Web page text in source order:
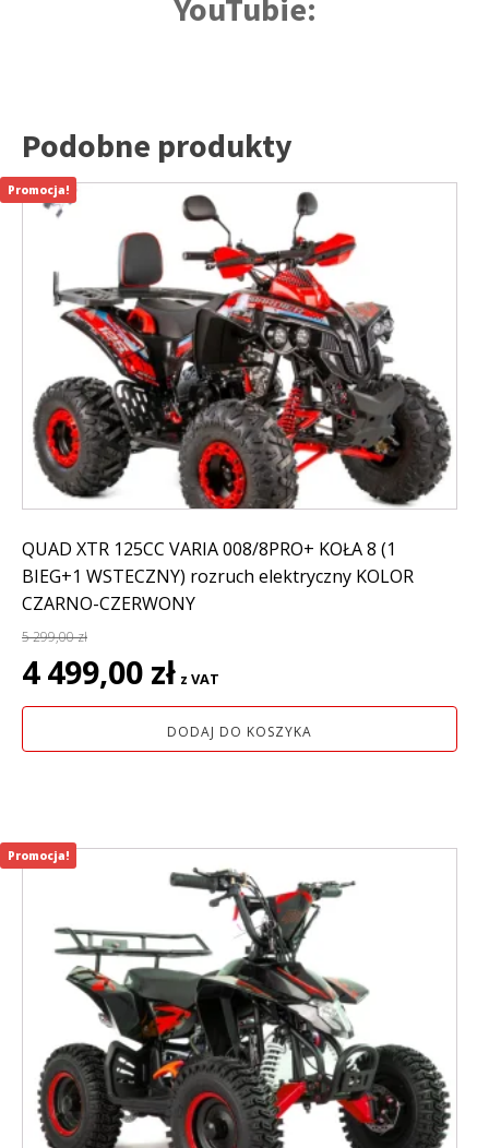
YouTubie:
Podobne produkty
QUAD XTR 125CC VARIA 008/8PRO+ KOŁA 8 (1
BIEG+1 WSTECZNY) rozruch elektryczny KOLOR
CZARNO-CZERWONY
5 299,00zł
Pierwotna
cena
wynosiła:
4 499,00 zł cena
wynosi:
4
z VAT
DODAJ DO KOSZYKA
Promocja!
Promocja!